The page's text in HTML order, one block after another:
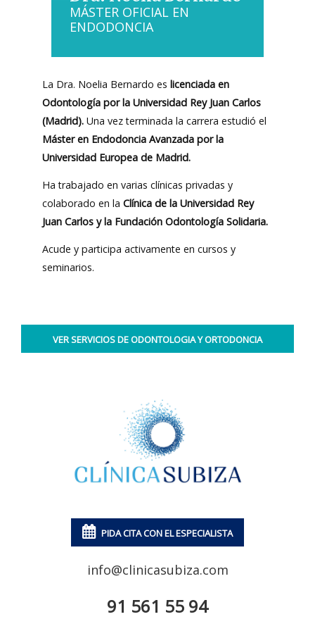
• Curso de tratamiento con alineadores en pacientes en
crecimiento vs aparatos funionales. Dr. Waddah Sabouni.
Kinépolis Madrid Ciudad de la Imagen. Febrero 2020.
• Curso de diseño estético de la sonrisa. Dr. David Sarver.
Kinépolis Madrid Ciudad de la Imagen. Febrero 2020.
• Curso de la sociedad española de medicina dental del
sueño. Dr. Mínguez, Dr. Macías. Kinépolis Madrid Ciudad de
la Imagen. Febrero 2020.
• Certificate of attendance to American Association of
tratamiento de la clase II Universidad de Salamanca.
Febrero 2017.
tratamiento ortodóncico. Dr. John Bennett. Alfonso X El
• Curso de tratamiento de clase III. Universidad de
Salamanca. Febrero 2016.
Noviembre 2015.
créditos. Universidad Internacional de Cataluña. Enero 2015.
• Curso Intensivo de Ortodoncia "Progressive Orthodontics
Seminars". 48 créditos. Madrid. Abril 2013 – Marzo 2015.
MÁSTER OFICIAL EN
ENDODONCIA
La Dra. Noelia Bernardo es licenciada en
Odontología por la Universidad Rey Juan Carlos
(Madrid). Una vez terminada la carrera estudió el
Máster en Endodoncia Avanzada por la
Universidad Europea de Madrid.
Ha trabajado en varias clínicas privadas y
colaborado en la Clínica de la Universidad Rey
Juan Carlos y la Fundación Odontología Solidaria.
Acude y participa activamente en cursos y
seminarios.
VER SERVICIOS DE ODONTOLOGIA Y ORTODONCIA
PIDA CITA CON EL ESPECIALISTA
info@clinicasubiza.com
91 561 55 94